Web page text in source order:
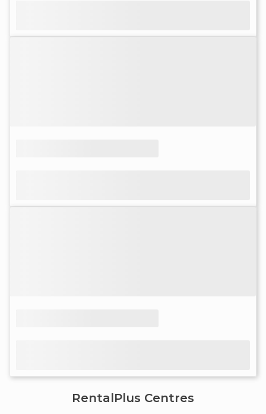
RentalPlus Centres